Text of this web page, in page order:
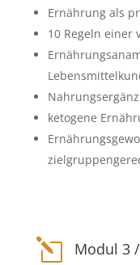
Ernährung als
10 Regeln einer
ketogene
l Modul 3